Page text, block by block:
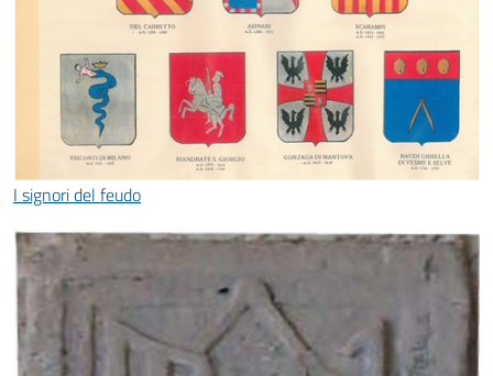
I signori del feudo